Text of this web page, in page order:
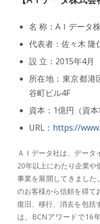
名 称：AＩデータ
代表者：佐々木 隆
設 立：2015年4月
所在地：東京都港
谷町ビル4F
資本：1億円（資本
URL： https://
ＡＩデータ社は、データ
20年以上にわたり企業や
事業を展開してきまし
のお客様から信頼を得て
復旧、移行、消去を包括
は、BCNアワードで16